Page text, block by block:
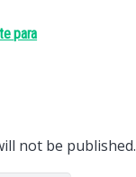
para
not be published.